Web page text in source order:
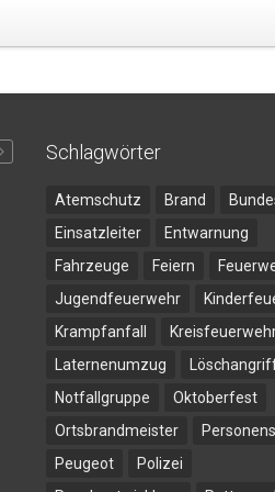
Neuer
eingetroffen
Plötzlich ging alles ganz
weiterlesen
Schlagwörter
Atemschutz Brand
Einsatzleiter
Entwarnung
Fahrzeuge
Feiern
Jugendfeuerwehr
Krampfanfall
Laternenumzug
Notfallgruppe
Oktoberfest
Ortsbrandmeister
Peugeot
Polizei